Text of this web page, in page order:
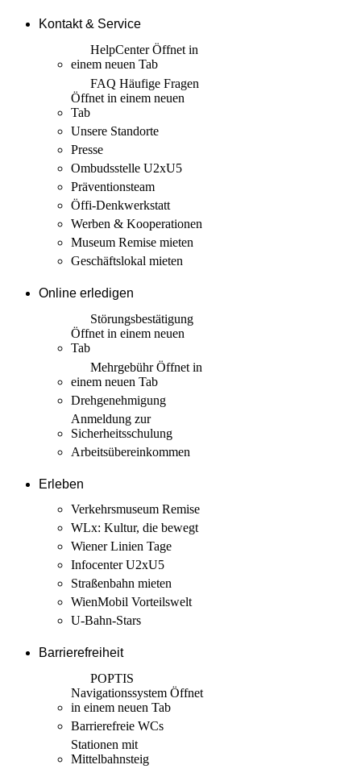
Kontakt & Service
HelpCenterÖffnet in
einem neuen Tab
FAQ Häufige Fragen
Öffnet in einem neuen
Tab
Unsere Standorte
Presse
Ombudsstelle U2xU5
Präventionsteam
Öffi-Denkwerkstatt
Werben & Kooperationen
Museum Remise mieten
Geschäftslokal mieten
Online erledigen
Störungs­bestätigung
Öffnet in einem neuen
Tab
MehrgebührÖffnet in
einem neuen Tab
Drehgenehmigung
Anmeldung zur
Sicherheits­schulung
Arbeits­übereinkommen
Erleben
Verkehrsmuseum Remise
WLx: Kultur, die bewegt
Wiener Linien Tage
Infocenter U2xU5
Straßenbahn mieten
WienMobil Vorteilswelt
U-Bahn-Stars
Barrierefreiheit
POPTIS
Navigationssystem Öffnet
in einem neuen Tab
Barrierefreie WCs
Stationen mit
Mittelbahnsteig